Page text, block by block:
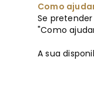
Como
Se
"Como
A sua